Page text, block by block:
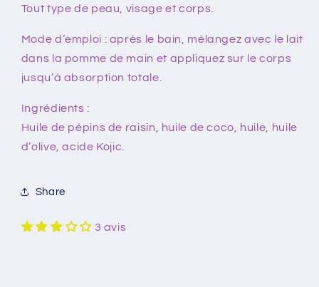
Tout type de peau, visage et corps.
Mode d’emploi : après le bain, mélangez avec le lait
dans la pomme de main et appliquez sur le corps
jusqu’à absorption totale.
Ingrédients :
Huile de pépins de raisin, huile de coco, huile, huile
d’olive, acide Kojic.
Share
3 avis